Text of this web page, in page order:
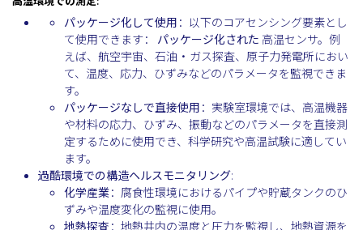
パッケージ化して使用 ：以下のコアセンシング要素とし
て使用できます： パッケージ化された 高温センサ。例
えば、航空宇宙、石油・ガス探査、原子力発電所におい
て、温度、応力、ひずみなどのパラメータを監視できま
す。
パッケージなしで直接使用 ：実験室環境では、高温機器
や材料の応力、ひずみ、振動などのパラメータを直接測
定するために使用でき、科学研究や高温試験に適してい
ます。
過酷環境での構造ヘルスモニタリング:
化学産業：腐食性環境におけるパイプや貯蔵タンクのひ
ずみや温度変化の監視に使用。
地熱探査 ：地熱井内の温度と圧力を監視し、地熱資源を